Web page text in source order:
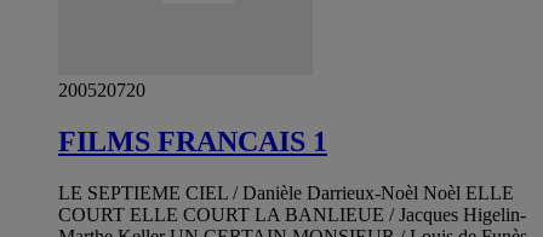
200520720
FILMS FRANCAIS 1
LE SEPTIEME CIEL / Danièle Darrieux-Noèl Noèl ELLE
COURT ELLE COURT LA BANLIEUE / Jacques Higelin-